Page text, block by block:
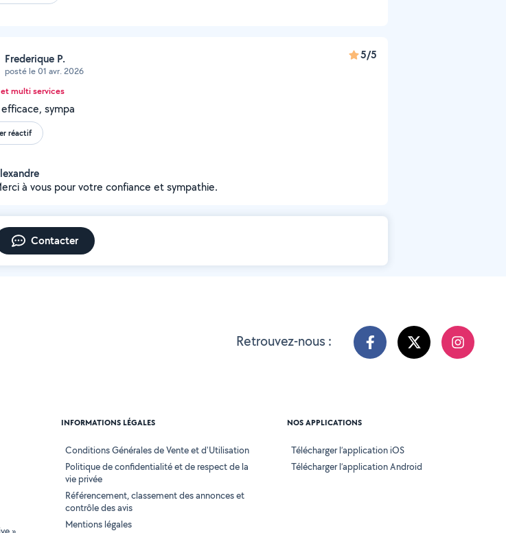
Frederique P.
posté le 01 avr. 2026
5/5
et multi services
sympa
réactif
à vous pour votre confiance et sympathie.
Contacter
Retrouvez-nous :
INFORMATIONS LÉGALES
Conditions Générales de Vente et d'Utilisation
Politique de confidentialité et de respect de la
vie privée
Référencement, classement des annonces et
contrôle des avis
Mentions légales
NOS APPLICATIONS
Télécharger l’application iOS
Télécharger l’application Android